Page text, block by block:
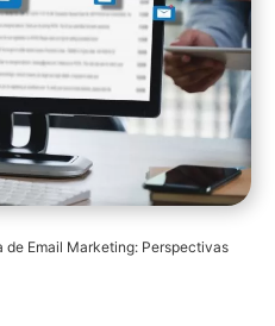
de Email Marketing: Perspectivas